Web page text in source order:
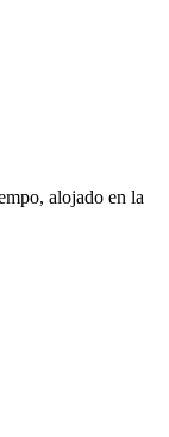
alojado en la